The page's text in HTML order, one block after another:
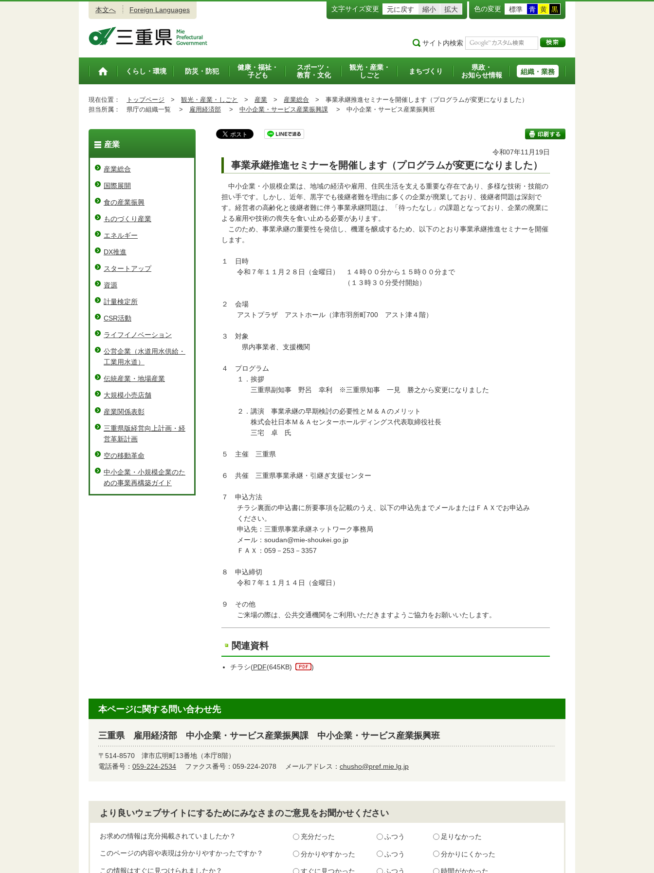
本文へ Foreign Languages 文字サイズ変更 元に戻す 縮小 拡大 色の変更 標準 青 黄 黒
サイト内検索
トップペ
くらし・環境 防災・防犯
健康・福祉・
子ども
スポーツ・
教育・文化
観光・産業・
しごと
まちづくり
県政・
お知らせ情報
組織・業務
現在位置： トップページ > 観光・産業・しごと > 産業 > 産業総合 > 事業承継推進セミナーを開催します（プログラムが変更になりました）
担当所属：
県庁の組織一覧 > 雇用経済部 > 中小企業・サービス産業振興課 > 中小企業・サービス産業振興班
印刷する
令和07年11月19日
事業承継推進セミナーを開催します（プログラムが変更になりました）
中小企業・小規模企業は、地域の経済や雇用、住民生活を支える重要な存在であり、多様な技術・技能の
担い手です。しかし、近年、黒字でも後継者難を理由に多くの企業が廃業しており、後継者問題は深刻で
す。経営者の高齢化と後継者難に伴う事業承継問題は、「待ったなし」の課題となっており、企業の廃業に
よる雇用や技術の喪失を食い止める必要があります。
このため、事業承継の重要性を発信し、機運を醸成するため、以下のとおり事業承継推進セミナーを開催
します。
１ 日時
令和７年１１月２８日（金曜日） １４時００分から１５時００分まで
（１３時３０分受付開始）
２ 会場
アストプラザ アストホール（津市羽所町700 アスト津４階）
３ 対象
県内事業者、支援機関
４ プログラム
１．挨拶
三重県副知事 野呂 幸利 ※三重県知事 一見 勝之から変更になりました
２．講演 事業承継の早期検討の必要性とＭ＆Ａのメリット
株式会社日本Ｍ＆Ａセンターホールディングス代表取締役社長
三宅 卓 氏
５ 主催 三重県
６ 共催 三重県事業承継・引継ぎ支援センター
７ 申込方法
チラシ裏面の申込書に所要事項を記載のうえ、以下の申込先までメールまたはＦＡＸでお申込み
ください。
申込先：三重県事業承継ネットワーク事務局
メール：soudan@mie-shoukei.go.jp
ＦＡＸ：059－253－3357
８ 申込締切
令和７年１１月１４日（金曜日）
９ その他
ご来場の際は、公共交通機関をご利用いただきますようご協力をお願いいたします。
関連資料
チラシ(PDF(645KB) )
産業
産業総合
国際展開
食の産業振興
ものづくり産業
エネルギー
DX推進
スタートアップ
資源
計量検定所
CSR活動
ライフイノベーション
公営企業（水道用水供給・
工業用水道）
伝統産業・地場産業
大規模小売店舗
産業関係表彰
三重県版経営向上計画・経
営革新計画
空の移動革命
中小企業・小規模企業のた
めの事業再構築ガイド
本ページに関する問い合わせ先
三重県 雇用経済部 中小企業・サービス産業振興課 中小企業・サービス産業振興班
〒514-8570 津市広明町13番地（本庁8階）
電話番号： 059-224-2534 ファクス番号：059-224-2078 メールアドレス： chusho@pref.mie.lg.jp
より良いウェブサイトにするためにみなさまのご意見をお聞かせください
お求めの情報は充分掲載されていましたか？ 充分だった ふつう 足りなかった
このページの内容や表現は分かりやすかったですか？ 分かりやすかった ふつう 分かりにくかった
この情報はすぐに見つけられましたか？ すぐに見つかった ふつう 時間がかかった